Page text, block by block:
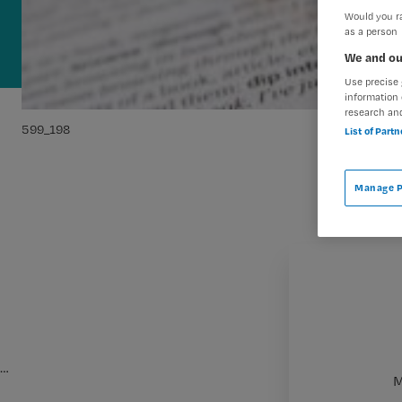
599_198
…
Would you
as a person
We and
Use
information
research
List of
Manage